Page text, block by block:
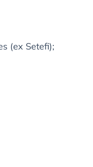
(ex Setefi);